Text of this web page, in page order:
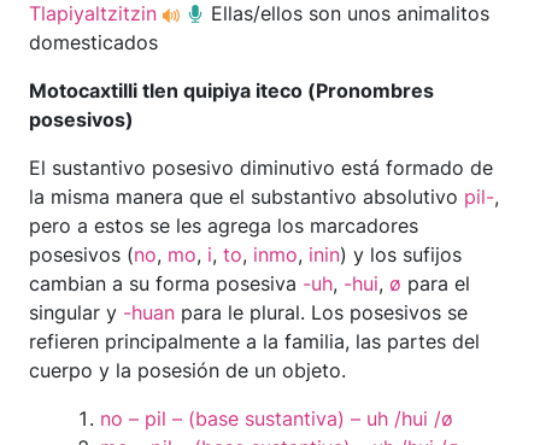
Tlapiyaltzitzin
Ellas/ellos son unos animalitos
domesticados
Motocaxtilli tlen quipiya iteco (Pronombres
posesivos)
El sustantivo posesivo diminutivo está formado de
la misma manera que el substantivo absolutivo pil-,
pero a estos se les agrega los marcadores
posesivos (no, mo, i, to, inmo, inin) y los sufijos
cambian a su forma posesiva -uh, -hui, ø para el
singular y -huan para le plural. Los posesivos se
refieren principalmente a la familia, las partes del
cuerpo y la posesión de un objeto.
no – pil – (base sustantiva) – uh /hui /ø